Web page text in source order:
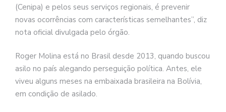
(Cenipa) e pelos seus serviços regionais, é prevenir
novas ocorrências com características semelhantes”, diz
nota oficial divulgada pelo órgão.
Roger Molina está no Brasil desde 2013, quando buscou
asilo no país alegando perseguição política. Antes, ele
viveu alguns meses na embaixada brasileira na Bolívia,
em condição de asilado.